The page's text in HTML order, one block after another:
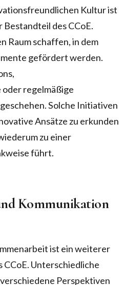
Kultur ist
des CCoE.
Raum schaffen, in dem
gefördert werden.
regelmäßige
Solche Initiativen
Ansätze zu erkunden
zu einer
führt.
Kommunikation
ist ein weiterer
CCoE. Unterschiedliche
Perspektiven